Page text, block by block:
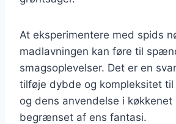
At eksperimentere med spids
madlavningen kan føre til
smagsoplevelser. Det er en
tilføje dybde og kompleksitet til
og dens anvendelse i køkkenet
begrænset af ens fantasi.